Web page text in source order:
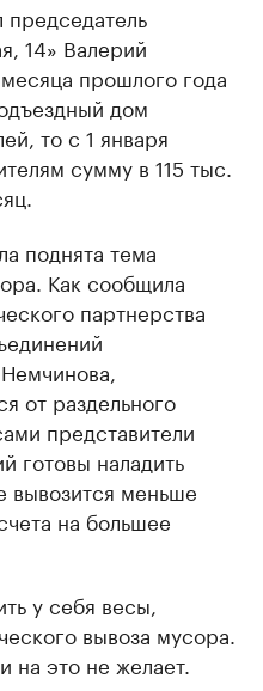
14» Валерий
прошлого года
дом
то с 1 января
сумму в 115 тыс.
поднята тема
Как сообщила
партнерства
от раздельного
представители
готовы наладить
вывозится меньше
на большее
у себя весы,
вывоза мусора.
на это не желает.